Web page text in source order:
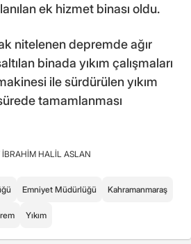
ek hizmet binası oldu.
nitelenen depremde ağır
binada yıkım çalışmaları
ile sürdürülen yıkım
tamamlanması
İBRAHİM HALİL ASLAN
Emniyet Müdürlüğü Kahramanmaraş
Yıkım